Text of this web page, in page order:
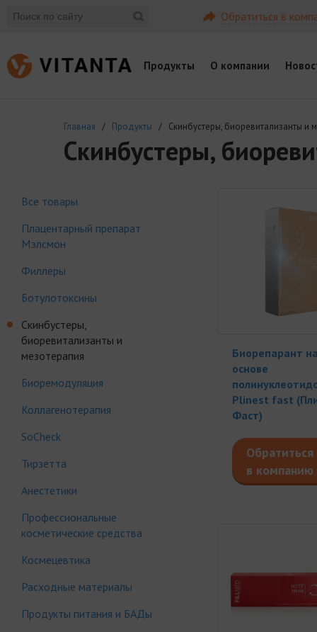
Обратиться в
Продукты О компании
Главная / Продукты / Скинбустеры, биоревитализанты и
Скинбустеры,
Все товары
Плацентарный препарат
Мэлсмон
Филлеры
Ботулотоксины
Скинбустеры,
биоревитализанты и
мезотерапия
Биоремодуляция
Коллагенотерапия
SoCheck
Тирзетта
Анестетики
Профессиональные
косметические средства
Космецевтика
Расходные материалы
Продукты питания и БАДы
Биорепарант
основе
Plinest fast
Фаст)
Обратиться
в компанию